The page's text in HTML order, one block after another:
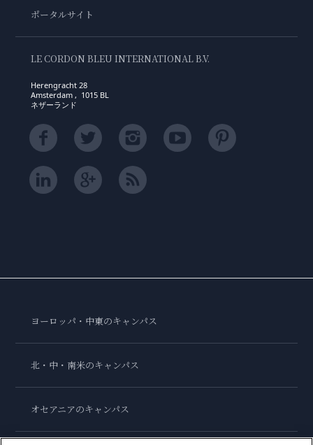
ポータルサイト
LE CORDON BLEU INTERNATIONAL B.V.
Herengracht 28
Amsterdam , 1015 BL
ネザーランド
ヨーロッパ・中東のキャンパス
北・中・南米のキャンパス
オセアニアのキャンパス